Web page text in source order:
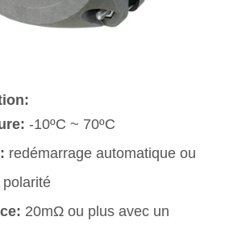
-10ºC ~ 70ºC
redémarrage automatique ou
20mΩ ou plus avec un